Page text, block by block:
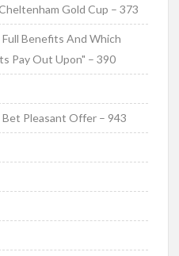
Gold Cup – 373
Benefits And Which
Pay Out Upon" – 390
Pleasant Offer – 943